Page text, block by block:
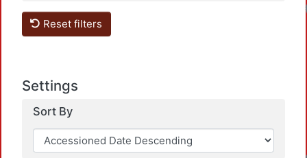
Reset filters
Settings
Sort By